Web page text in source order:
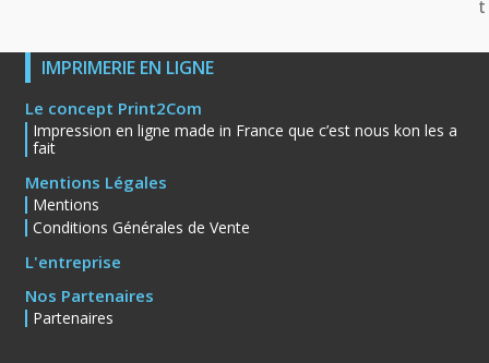
t
IMPRIMERIE EN LIGNE
Le concept Print2Com
Impression en ligne made in France que c’est nous kon les a
fait
Mentions Légales
Mentions
Conditions Générales de Vente
L'entreprise
Nos Partenaires
Partenaires